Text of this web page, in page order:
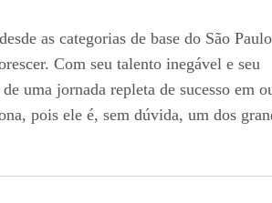
as categorias de base do São
Com seu talento inegável e seu
uma jornada repleta de sucesso em
pois ele é, sem dúvida, um dos